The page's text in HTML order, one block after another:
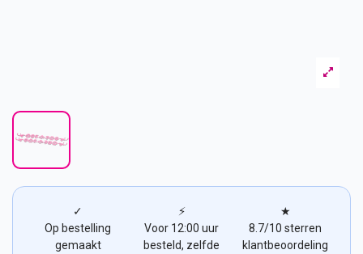
✓
Op bestelling
gemaakt
⚡
Voor 12:00 uur
besteld, zelfde
★
8.7/10 sterren
klantbeoordeling